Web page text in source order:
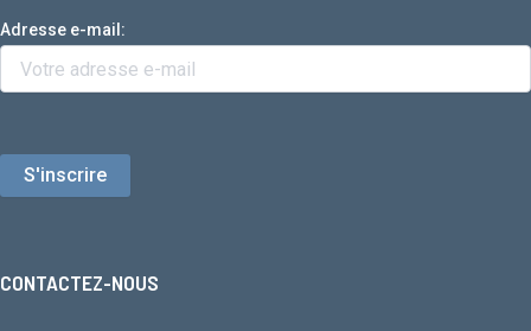
Adresse e-mail:
CONTACTEZ-NOUS